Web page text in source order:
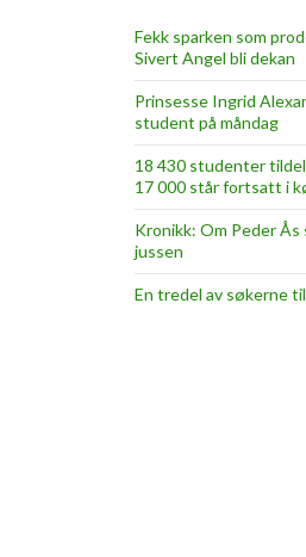
Fekk sparken som
Sivert Angel bli dekan
Prinsesse Ingrid
student på måndag
18 430 studenter
17 000 står fortsatt i
Kronikk: Om Peder
jussen
En tredel av søkerne